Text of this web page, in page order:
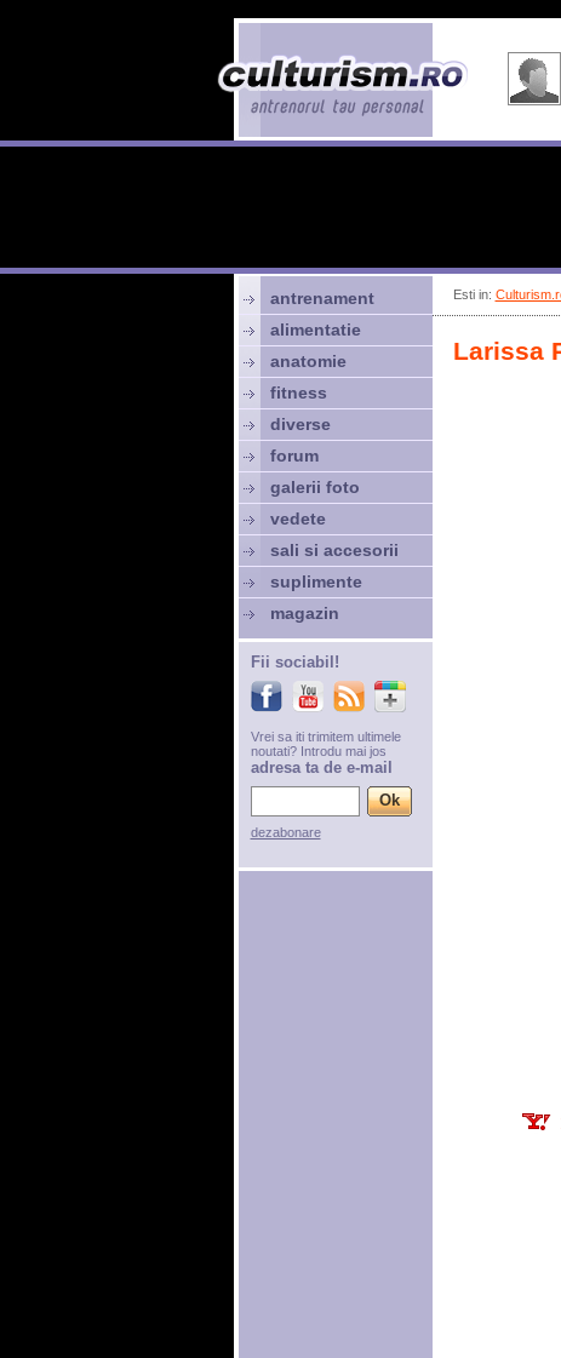
Esti in:
Larissa
antrenament
alimentatie
anatomie
fitness
diverse
forum
galerii foto
vedete
sali si accesorii
suplimente
magazin
Fii sociabil!
Vrei sa iti trimitem ultimele
noutati? Introdu mai jos
adresa ta de e-mail
dezabonare